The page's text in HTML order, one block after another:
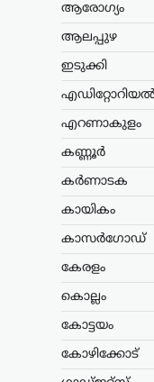
ആരോഗ്യം
ആലപ്പുഴ
ഇടുക്കി
എറണാകുളം
കണ്ണൂർ
കർണാടക
കായികം
കാസർഗോഡ്
കേരളം
കൊല്ലം
കോട്ടയം
കോഴിക്കോട്